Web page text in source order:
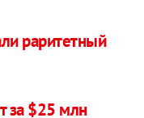
раритетный
за $25 млн